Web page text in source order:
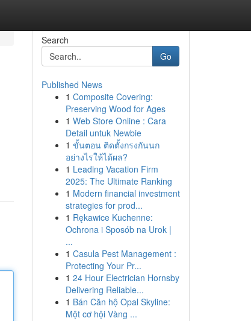
Search
Go
Published News
1 Composite Covering:
Preserving Wood for Ages
1 Web Store Online : Cara
Detail untuk Newbie
1 ขั้นตอน ติดตั้งกรงกันนก
อย่างไรให้ได้ผล?
1 Leading Vacation Firm
2025: The Ultimate Ranking
1 Modern financial investment
strategies for prod...
1 Rękawice Kuchenne:
Ochrona i Sposób na Urok |
...
1 Casula Pest Management :
Protecting Your Pr...
1 24 Hour Electrician Hornsby
Delivering Reliable...
1 Bán Căn hộ Opal Skyline:
Một cơ hội Vàng ...